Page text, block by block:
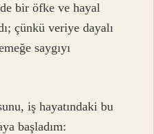
bir öfke ve hayal
çünkü veriye dayalı
saygıyı
iş hayatındaki bu
başladım: